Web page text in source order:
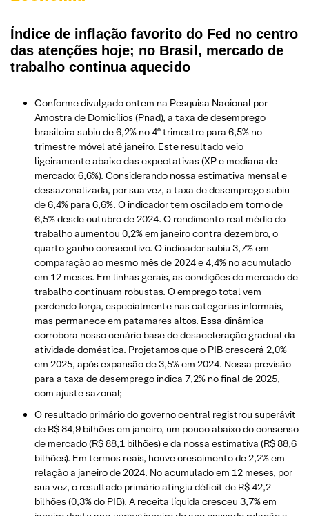
Índice de inflação favorito do Fed no centro
das atenções hoje; no Brasil, mercado de
trabalho continua aquecido
Conforme divulgado ontem na Pesquisa Nacional por
Amostra de Domicílios (Pnad), a taxa de desemprego
brasileira subiu de 6,2% no 4º trimestre para 6,5% no
trimestre móvel até janeiro. Este resultado veio
ligeiramente abaixo das expectativas (XP e mediana de
mercado: 6,6%). Considerando nossa estimativa mensal e
dessazonalizada, por sua vez, a taxa de desemprego subiu
de 6,4% para 6,6%. O indicador tem oscilado em torno de
6,5% desde outubro de 2024. O rendimento real médio do
trabalho aumentou 0,2% em janeiro contra dezembro, o
quarto ganho consecutivo. O indicador subiu 3,7% em
comparação ao mesmo mês de 2024 e 4,4% no acumulado
em 12 meses. Em linhas gerais, as condições do mercado de
trabalho continuam robustas. O emprego total vem
perdendo força, especialmente nas categorias informais,
mas permanece em patamares altos. Essa dinâmica
corrobora nosso cenário base de desaceleração gradual da
atividade doméstica. Projetamos que o PIB crescerá 2,0%
em 2025, após expansão de 3,5% em 2024. Nossa previsão
para a taxa de desemprego indica 7,2% no final de 2025,
com ajuste sazonal;
O resultado primário do governo central registrou superávit
de R$ 84,9 bilhões em janeiro, um pouco abaixo do consenso
de mercado (R$ 88,1 bilhões) e da nossa estimativa (R$ 88,6
bilhões). Em termos reais, houve crescimento de 2,2% em
relação a janeiro de 2024. No acumulado em 12 meses, por
sua vez, o resultado primário atingiu déficit de R$ 42,2
bilhões (0,3% do PIB). A receita líquida cresceu 3,7% em